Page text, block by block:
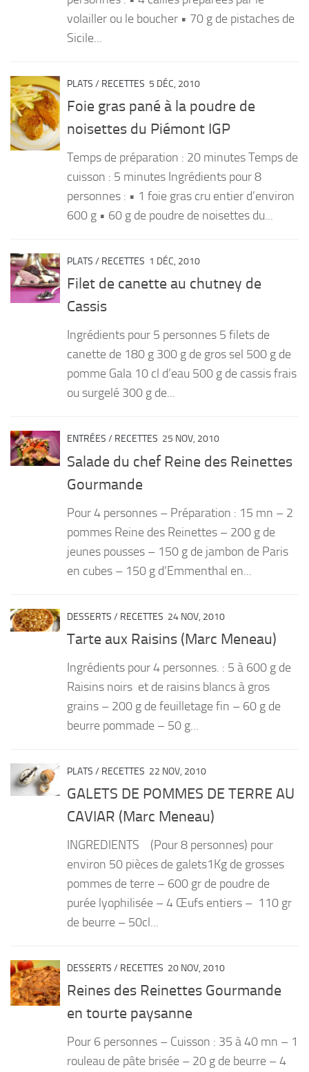
volailler ou le boucher • 70 g de pistaches de
Sicile...
PLATS / RECETTES 5 DÉC, 2010
Foie gras pané à la poudre de
noisettes du Piémont IGP
Temps de préparation : 20 minutes Temps de
cuisson : 5 minutes Ingrédients pour 8
personnes : • 1 foie gras cru entier d’environ
600 g • 60 g de poudre de noisettes du...
PLATS / RECETTES 1 DÉC, 2010
Filet de canette au chutney de
Cassis
Ingrédients pour 5 personnes 5 filets de
canette de 180 g 300 g de gros sel 500 g de
pomme Gala 10 cl d’eau 500 g de cassis frais
ou surgelé 300 g de...
ENTRÉES / RECETTES 25 NOV, 2010
Salade du chef Reine des Reinettes
Gourmande
Pour 4 personnes – Préparation : 15 mn – 2
pommes Reine des Reinettes – 200 g de
jeunes pousses – 150 g de jambon de Paris
en cubes – 150 g d’Emmenthal en...
DESSERTS / RECETTES 24 NOV, 2010
Tarte aux Raisins (Marc Meneau)
Ingrédients pour 4 personnes. : 5 à 600 g de
Raisins noirs et de raisins blancs à gros
grains – 200 g de feuilletage fin – 60 g de
beurre pommade – 50 g...
PLATS / RECETTES 22 NOV, 2010
GALETS DE POMMES DE TERRE AU
CAVIAR (Marc Meneau)
INGREDIENTS (Pour 8 personnes) pour
environ 50 pièces de galets1Kg de grosses
pommes de terre – 600 gr de poudre de
purée lyophilisée – 4 Œufs entiers – 110 gr
de beurre – 50cl...
DESSERTS / RECETTES 20 NOV, 2010
Reines des Reinettes Gourmande
en tourte paysanne
Pour 6 personnes – Cuisson : 35 à 40 mn – 1
rouleau de pâte brisée – 20 g de beurre – 4